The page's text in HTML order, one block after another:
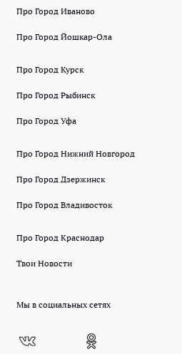
Про Город Иваново
Про Город Йошкар-Ола
Про Город Курск
Про Город Рыбинск
Про Город Уфа
Про Город Нижний Новгород
Про Город Дзержинск
Про Город Владивосток
Про Город Краснодар
Твои Новости
Мы в социальных сетях